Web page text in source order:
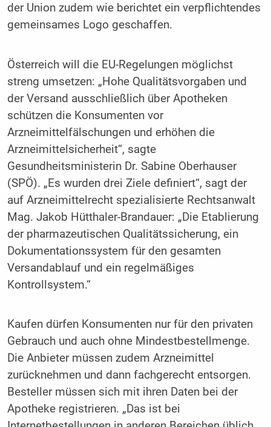
der Union zudem wie berichtet ein verpflichtendes
gemeinsames Logo geschaffen.
Österreich will die EU-Regelungen möglichst
streng umsetzen: „Hohe Qualitätsvorgaben und
der Versand ausschließlich über Apotheken
schützen die Konsumenten vor
Arzneimittelfälschungen und erhöhen die
Arzneimittelsicherheit“, sagte
Gesundheitsministerin Dr. Sabine Oberhauser
(SPÖ). „Es wurden drei Ziele definiert“, sagt der
auf Arzneimittelrecht spezialisierte Rechtsanwalt
Mag. Jakob Hütthaler-Brandauer: „Die Etablierung
der pharmazeutischen Qualitätssicherung, ein
Dokumentationssystem für den gesamten
Versandablauf und ein regelmäßiges
Kontrollsystem.“
Kaufen dürfen Konsumenten nur für den privaten
Gebrauch und auch ohne Mindestbestellmenge.
Die Anbieter müssen zudem Arzneimittel
zurücknehmen und dann fachgerecht entsorgen.
Besteller müssen sich mit ihren Daten bei der
Apotheke registrieren. „Das ist bei